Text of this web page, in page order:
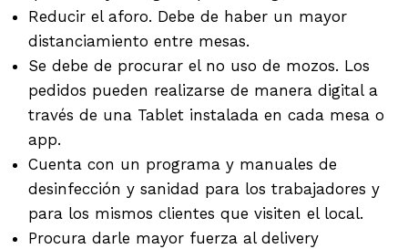
Reducir el aforo. Debe de haber un mayor
distanciamiento entre mesas.
Se debe de procurar el no uso de mozos. Los
pedidos pueden realizarse de manera digital a
través de una Tablet instalada en cada mesa o
app.
Cuenta con un programa y manuales de
desinfección y sanidad para los trabajadores y
para los mismos clientes que visiten el local.
Procura darle mayor fuerza al delivery